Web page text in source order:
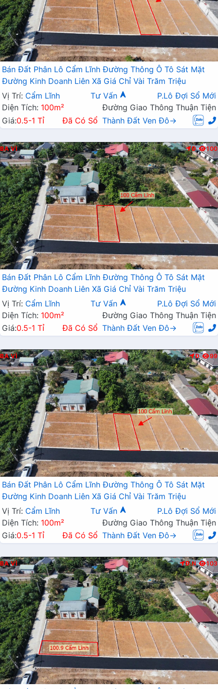
Bán Đất Phân Lô Cẩm Lĩnh Đường Thông Ô Tô Sát Mặt
Đường Kinh Doanh Liên Xã Giá Chỉ Vài Trăm Triệu
Vị Trí: Cẩm Lĩnh Tư Vấn
P.Lô Đợi Sổ Mới
Diện Tích: 100m²
Đường Giao Thông Thuận Tiện
Giá:0.5-1 Tỉ Đã Có Sổ Thành Đất Ven Đô→
BA VÌ Đ 100
Bán Đất Phân Lô Cẩm Lĩnh Đường Thông Ô Tô Sát Mặt
Đường Kinh Doanh Liên Xã Giá Chỉ Vài Trăm Triệu
Vị Trí: Cẩm Lĩnh Tư Vấn
P.Lô Đợi Sổ Mới
Diện Tích: 100m²
Đường Giao Thông Thuận Tiện
Giá:0.5-1 Tỉ Đã Có Sổ Thành Đất Ven Đô→
BA VÌ Đ 99
Bán Đất Phân Lô Cẩm Lĩnh Đường Thông Ô Tô Sát Mặt
Đường Kinh Doanh Liên Xã Giá Chỉ Vài Trăm Triệu
Vị Trí: Cẩm Lĩnh Tư Vấn
P.Lô Đợi Sổ Mới
Diện Tích: 100m²
Đường Giao Thông Thuận Tiện
Giá:0.5-1 Tỉ Đã Có Sổ Thành Đất Ven Đô→
BA VÌ Đ.N 103